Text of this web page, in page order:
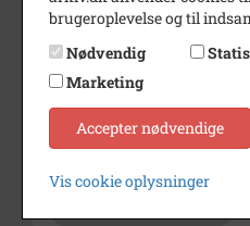
Dateringsnote
Fotograf
Størrelse
Se på kort
brugeroplevelse og til
Nødvendig
Marketing
Accepter nødvendige
Vis cookie oplysninger